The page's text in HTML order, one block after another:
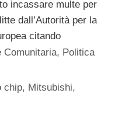
incassare multe per
dall’Autorità per la
citando
Comunitaria, Politica
chip, Mitsubishi,